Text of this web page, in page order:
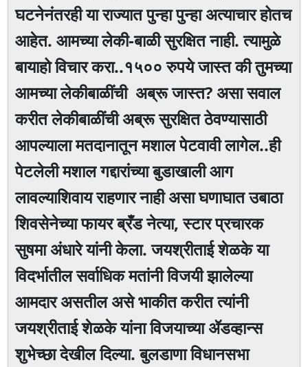
घटनेनंतरही या राज्यात पुन्हा पुन्हा अत्याचार होतच
आहेत. आमच्या लेकी-बाळी सुरक्षित नाही. त्यामुळे
बायाहो विचार करा..१५०० रुपये जास्त की तुमच्या
आमच्या लेकीबाळींची अब्रू जास्त? असा सवाल
करीत लेकीबाळींची अब्रू सुरक्षित ठेवण्यासाठी
आपल्याला मतदानातून मशाल पेटवावी लागेल..ही
पेटलेली मशाल गद्दारांच्या बुडाखाली आग
लावल्याशिवाय राहणार नाही असा घणाघात उबाठा
शिवसेनेच्या फायर ब्रँड नेत्या, स्टार प्रचारक
सुषमा अंधारे यांनी केला. जयश्रीताई शेळके या
विदर्भातील सर्वाधिक मतांनी विजयी झालेल्या
आमदार असतील असे भाकीत करीत त्यांनी
जयश्रीताई शेळके यांना विजयाच्या ॲडव्हान्स
शुभेच्छा देखील दिल्या. बुलडाणा विधानसभा